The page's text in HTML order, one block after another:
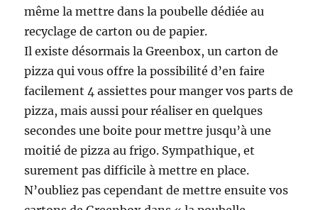
même la mettre dans la poubelle dédiée au
recyclage de carton ou de papier.
Il existe désormais la Greenbox, un carton de
pizza qui vous offre la possibilité d’en faire
facilement 4 assiettes pour manger vos parts de
pizza, mais aussi pour réaliser en quelques
secondes une boite pour mettre jusqu’à une
moitié de pizza au frigo. Sympathique, et
surement pas difficile à mettre en place.
N’oubliez pas cependant de mettre ensuite vos